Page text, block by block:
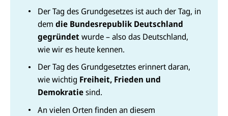
Der Tag des Grundgesetzes ist auch der Tag, in
dem die Bundesrepublik Deutschland
gegründet wurde – also das Deutschland,
wie wir es heute kennen.
Der Tag des Grundgesetztes erinnert daran,
wie wichtig Freiheit, Frieden und
Demokratiesind.
An vielen Orten finden an diesem